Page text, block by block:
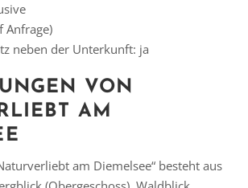
Anfrage)
neben der Unterkunft: ja
VON
AM
am Diemelsee“ besteht aus
das Abonnieren unseres Newsletters.